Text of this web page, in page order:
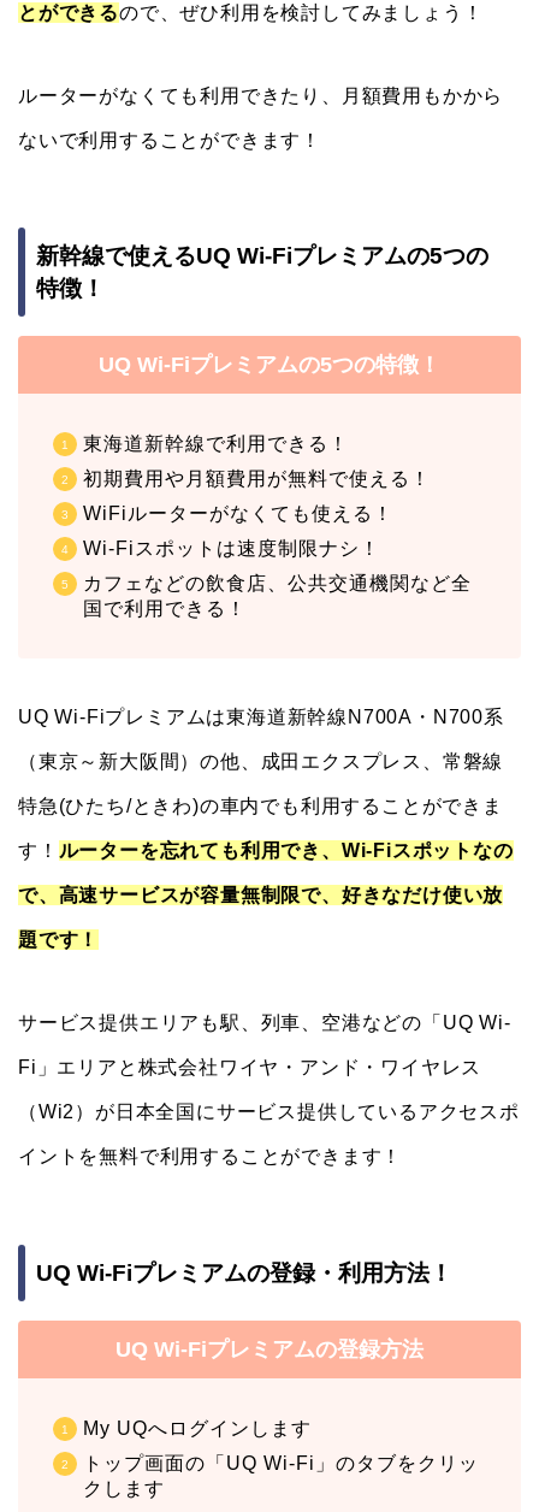
とができるので、ぜひ利用を検討してみましょう！
ルーターがなくても利用できたり、月額費用もかから
ないで利用することができます！
新幹線で使えるUQ Wi-Fiプレミアムの5つの
特徴！
UQ Wi-Fiプレミアムの5つの特徴！
東海道新幹線で利用できる！
初期費用や月額費用が無料で使える！
WiFiルーターがなくても使える！
Wi-Fiスポットは速度制限ナシ！
カフェなどの飲食店、公共交通機関など全
国で利用できる！
UQ Wi-Fiプレミアムは東海道新幹線N700A・N700系
（東京～新大阪間）の他、成田エクスプレス、常磐線
特急(ひたち/ときわ)の車内でも利用することができま
す！ ルーターを忘れても利用でき、Wi-Fiスポットなの
で、高速サービスが容量無制限で、好きなだけ使い放
題です！
サービス提供エリアも駅、列車、空港などの「UQ Wi-
Fi」エリアと株式会社ワイヤ・アンド・ワイヤレス
（Wi2）が日本全国にサービス提供しているアクセスポ
イントを無料で利用することができます！
UQ Wi-Fiプレミアムの登録・利用方法！
UQ Wi-Fiプレミアムの登録方法
My UQへログインします
トップ画面の「UQ Wi-Fi」のタブをクリッ
クします